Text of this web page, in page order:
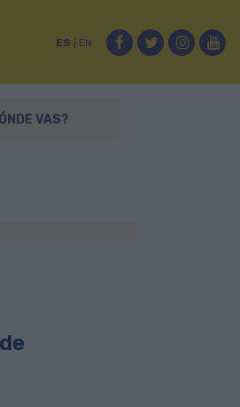
Facebook
Twitter
ES EN
VAS?